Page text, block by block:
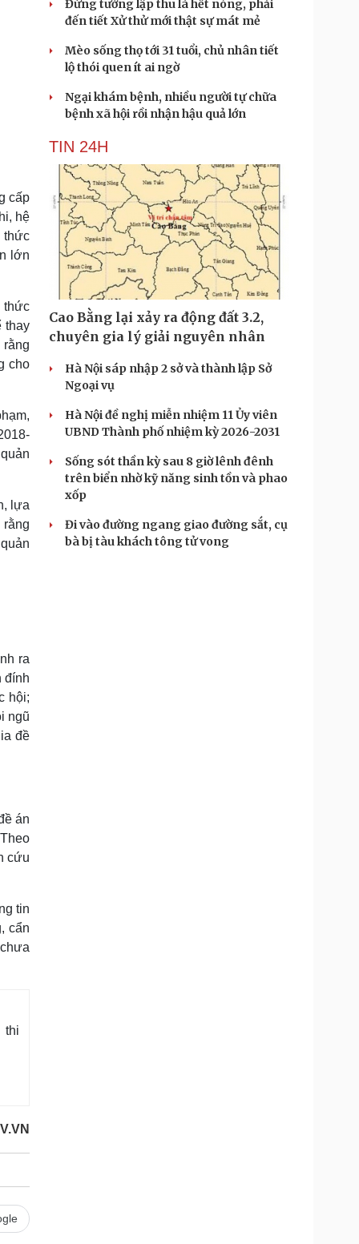
cấp
hệ
thức
lớn
thức
thay
cho
lựa
rằng
ra
đính
hội;
ngũ
đề
án
cứu
tin
cẩn
thi
Đừng tưởng lập thu là hết nóng, phải
đến tiết Xử thử mới thật sự mát mẻ
Mèo sống thọ tới 31 tuổi, chủ nhân tiết
lộ thói quen ít ai ngờ
Ngại khám bệnh, nhiều người tự chữa
bệnh xã hội rồi nhận hậu quả lớn
TIN 24H
Cao Bằng lại xảy ra động đất 3.2,
chuyên gia lý giải nguyên nhân
Hà Nội sáp nhập 2 sở và thành lập Sở
Ngoại vụ
Hà Nội đề nghị miễn nhiệm 11 Ủy viên
UBND Thành phố nhiệm kỳ 2026-2031
Sống sót thần kỳ sau 8 giờ lênh đênh
trên biển nhờ kỹ năng sinh tồn và phao
xốp
Đi vào đường ngang giao đường sắt, cụ
bà bị tàu khách tông tử vong